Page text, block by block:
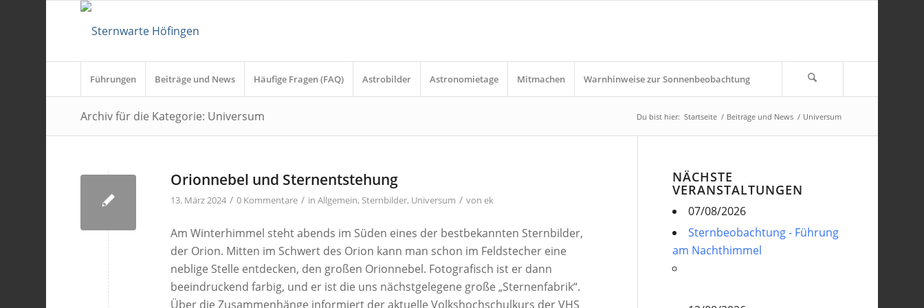
Führungen Beiträge und News Häufige Fragen (FAQ) Astrobilder Astronomietage Mitmachen Warnhinweise zur Sonnenbeobachtung
Archiv für die Kategorie: Universum Du bist hier: Startseite / Beiträge und News / Universum
Orionnebel und Sternentstehung
13. März 2024 / 0 Kommentare / inAllgemein, Sternbilder, Universum / vonek
Am Winterhimmel steht abends im Süden eines der bestbekannten Sternbilder,
der Orion. Mitten im Schwert des Orion kann man schon im Feldstecher eine
neblige Stelle entdecken, den großen Orionnebel. Fotografisch ist er dann
beeindruckend farbig, und er ist die uns nächstgelegene große „Sternenfabrik“.
Über die Zusammenhänge informiert der aktuelle Volkshochschulkurs der VHS
NÄCHSTE
VERANSTALTUNGEN
07/08/2026
Sternbeobachtung - Führung
am Nachthimmel